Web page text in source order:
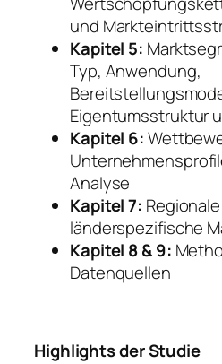
und
Kapitel 5:
Typ, Anwendung,
Eigentumsstruktur
Kapitel 6:
Analyse
Kapitel 7:
länderspezifische
Kapitel 8 & 9:
Datenquellen
Highlights der Studie